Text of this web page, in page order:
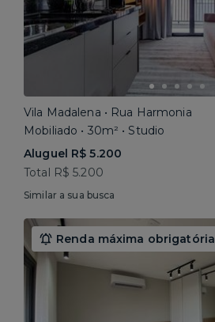
Vila Madalena • Rua Harmonia
Mobiliado • 30m² • Studio
Aluguel R$ 5.200
Total R$ 5.200
Similar a sua busca
Renda máxima obrigatória